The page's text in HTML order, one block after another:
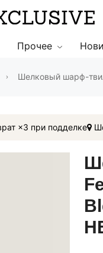
Прочее
Шелковый шарф-
×3 при подделке